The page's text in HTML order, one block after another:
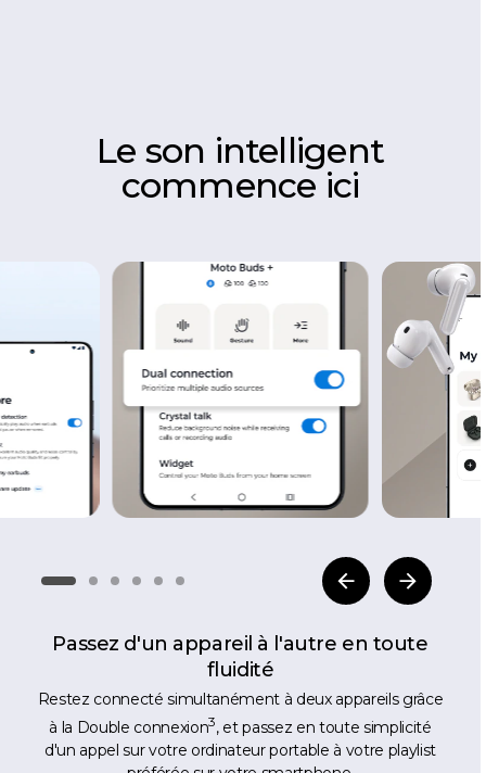
Le son intelligent
commence ici
Passez d'un appareil à l'autre en toute
fluidité
Restez connecté simultanément à deux appareils grâce
à la Double connexion3, et passez en toute simplicité
d'un appel sur votre ordinateur portable à votre playlist